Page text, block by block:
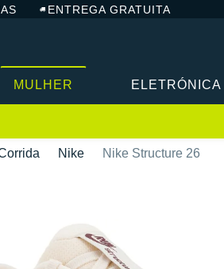
ENTREGA GRATUITA
MULHER ELETRÓNICA
Nike Nike Structure 26